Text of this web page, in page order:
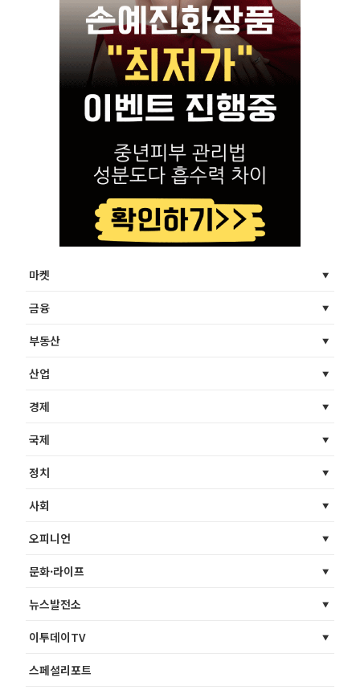
마켓
금융
부동산
산업
경제
국제
정치
사회
오피니언
문화·라이프
뉴스발전소
이투데이TV
스페셜리포트